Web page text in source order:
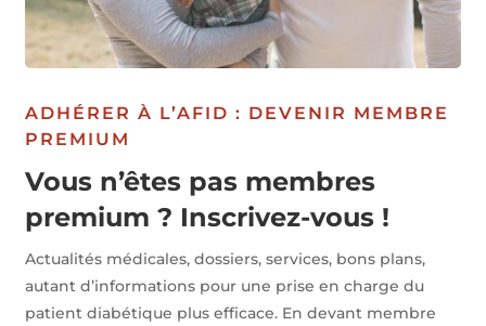
ADHÉRER À L’AFID : DEVENIR MEMBRE
PREMIUM
Vous n’êtes pas membres
premium ? Inscrivez-vous !
Actualités médicales, dossiers, services, bons plans,
autant d’informations pour une prise en charge du
patient diabétique plus efficace. En devant membre